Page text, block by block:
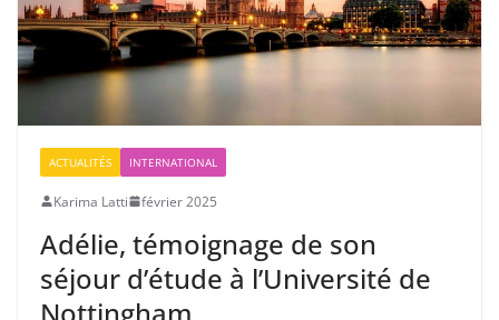
ACTUALITÉS INTERNATIONAL
Karima Latti février 2025
Adélie, témoignage de son
séjour d’étude à l’Université de